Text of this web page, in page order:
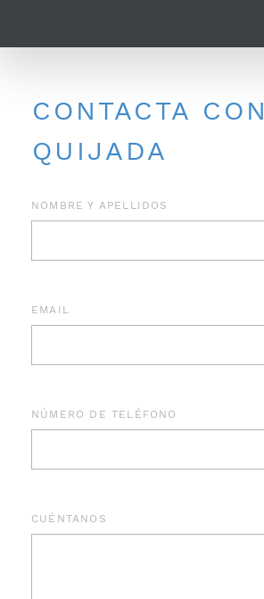
CONTACTA CON
QUIJADA
NOMBRE Y APELLIDOS
EMAIL
NÚMERO DE TELÉFONO
CUÉNTANOS